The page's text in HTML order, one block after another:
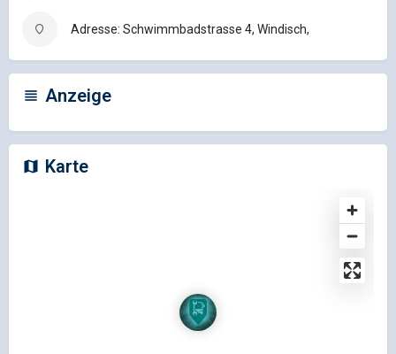
Adresse: Schwimmbadstrasse 4, Windisch,
Anzeige
Karte